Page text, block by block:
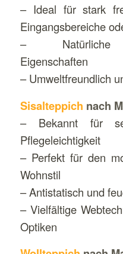
– Ideal für stark
Eingangsbereiche
– Natürliche
Eigenschaften
– Umweltfreundlich
Sisalteppich nach
– Bekannt für
Pflegeleichtigkeit
– Perfekt für den
Wohnstil
– Antistatisch und
– Vielfältige
Optiken